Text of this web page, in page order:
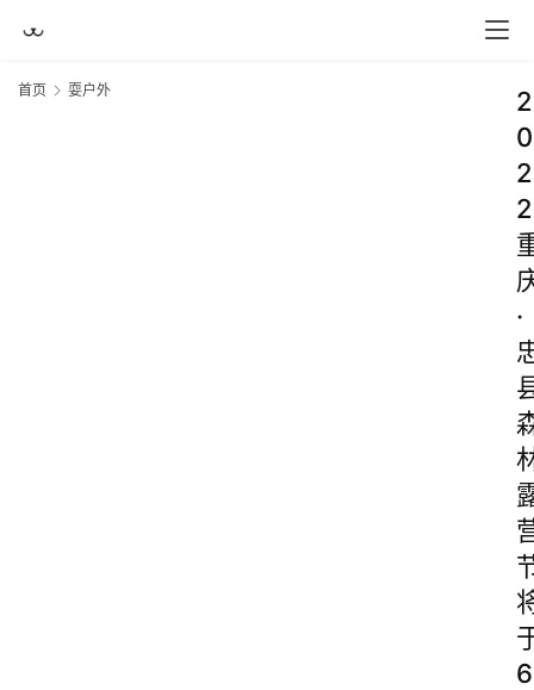
首页 耍户外
2
0
2
2
·
6